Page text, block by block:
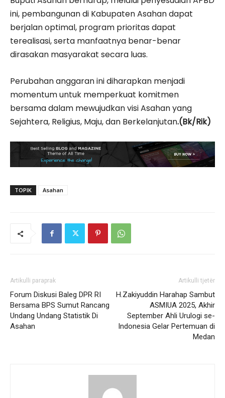
ini, pembangunan di Kabupaten Asahan dapat
berjalan optimal, program prioritas dapat
terealisasi, serta manfaatnya benar-benar
dirasakan masyarakat secara luas.
Perubahan anggaran ini diharapkan menjadi
momentum untuk memperkuat komitmen
bersama dalam mewujudkan visi Asahan yang
Sejahtera, Religius, Maju, dan Berkelanjutan.(Bk/Rik)
TOPIK Asahan
Artikulli paraprak
Forum Diskusi Baleg DPR RI
Bersama BPS Sumut Rancang
Undang Undang Statistik Di
Asahan
Artikulli tjetër
H.Zakiyuddin Harahap Sambut
ASMIUA 2025, Akhir
September Ahli Urulogi se-
Indonesia Gelar Pertemuan di
Medan